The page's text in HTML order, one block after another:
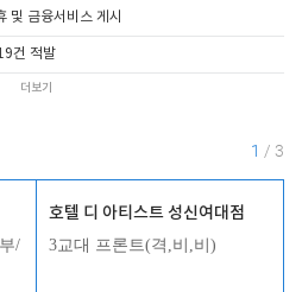
및 금융서비스 게시
건 적발
더보기
1 / 3
/
호텔 디 아티스트 성신여대점
3교대 프론트(격,비,비)